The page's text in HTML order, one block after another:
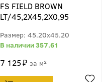
FS FIELD BROWN
LT/45,2X45,2X0,95
45.20x45.20
357.61
7 125 м²